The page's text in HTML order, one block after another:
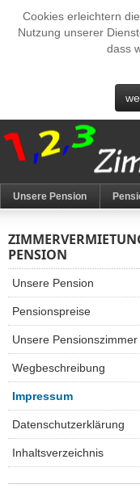
Cookies erleichtern
Nutzung unserer
dass
Unsere Pension
PENSION
Unsere Pension
Pensionspreise
Unsere Pensionszimmer
Wegbeschreibung
Impressum
Datenschutzerklärung
Inhaltsverzeichnis